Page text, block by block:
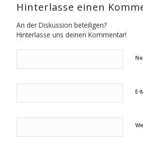
Hinterlasse einen
An der Diskussion beteiligen?
Hinterlasse uns deinen Kommentar!
E-